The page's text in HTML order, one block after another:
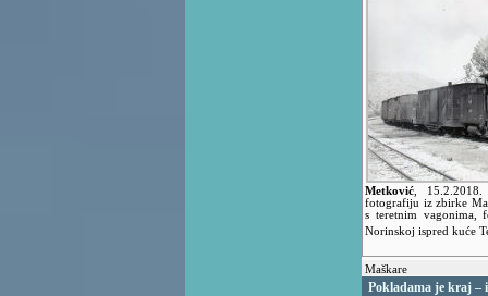
Metković
fotografiju iz zbirke
s teretnim vagonima,
Norinskoj ispred kuće
Maškare
Pokladama je kraj –